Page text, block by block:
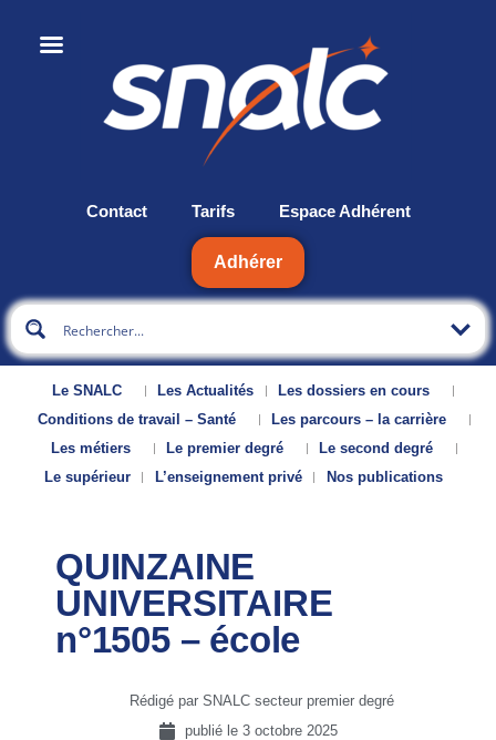
Contact Tarifs Espace Adhérent
Adhérer
Le SNALC Les Actualités
Les dossiers en cours
Conditions de travail – Santé
Les parcours – la carrière
Les métiers
Le premier degré
Le second degré
Le supérieur
L’enseignement privé Nos publications
QUINZAINE
UNIVERSITAIRE
n°1505 – école
Rédigé par SNALC secteur premier degré
publié le 3 octobre 2025